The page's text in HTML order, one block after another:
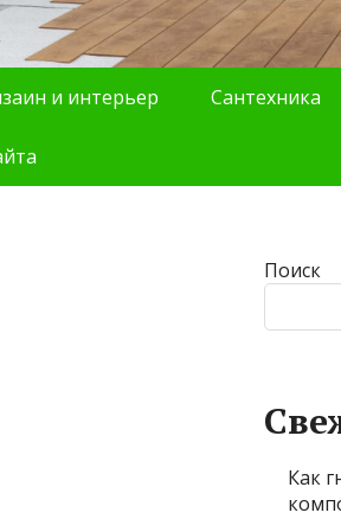
и интерьер Сантехника
Поиск
Как